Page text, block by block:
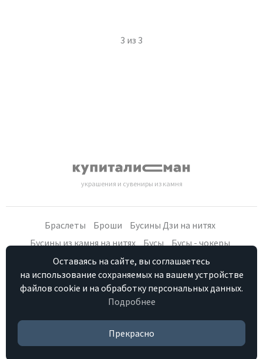
3 из 3
украшения и сувениры из камня
Браслеты Броши
Бусины Дзи на нитях
Бусины из камня на нитях
Бусы
Бусы - чокеры
Кольца, серьги
Кулоны
Наборы (бусы, браслет, серьги)
Распродажа
Сувениры из камня Фурнитура Четки
Контакты Как купить
Оставаясь на сайте, вы соглашаетесь
на использование сохраняемых на вашем устройстве
файлов cookie и на обработку персональных данных.
Подробнее
Прекрасно